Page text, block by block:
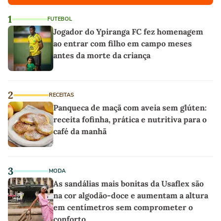
1 FUTEBOL
Jogador do Ypiranga FC fez homenagem
ao entrar com filho em campo meses
antes da morte da criança
2 RECEITAS
Panqueca de maçã com aveia sem glúten:
receita fofinha, prática e nutritiva para o
café da manhã
3 MODA
As sandálias mais bonitas da Usaflex são
na cor algodão-doce e aumentam a altura
em centímetros sem comprometer o